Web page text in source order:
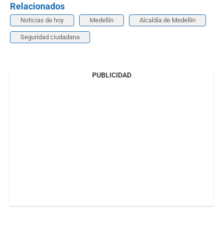
Relacionados
Noticias de hoy Medellín Alcaldía de Medellín
Seguridad ciudadana
PUBLICIDAD